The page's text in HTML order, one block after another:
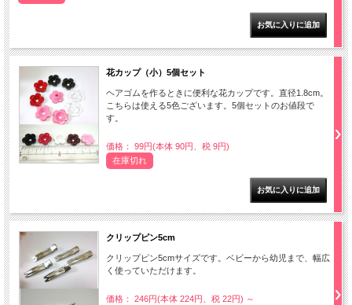
花カップ（小）5個セット
ヘアゴムを作るときに便利な花カップです。直径1.8cm。
こちらは使える5色ございます。5個セットのお値段で
す。
価格： 99円(本体 90円、税 9円)
在庫切れ
クリップピン5cm
クリップピン5cmサイズです。ベビーから幼児まで、幅広
く使っていただけます。
価格： 246円(本体 224円、税 22円) ～